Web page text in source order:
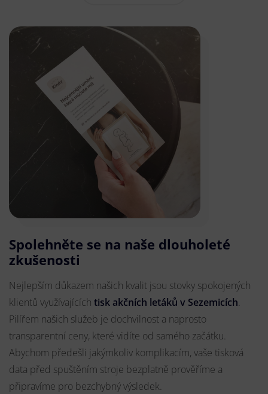
Spolehněte se na naše dlouholeté
zkušenosti
Nejlepším důkazem našich kvalit jsou stovky spokojených
klientů využívajících tisk akčních letáků v Sezemicích.
Pilířem našich služeb je dochvilnost a naprosto
transparentní ceny, které vidíte od samého začátku.
Abychom předešli jakýmkoliv komplikacím, vaše tisková
data před spuštěním stroje bezplatně prověříme a
připravíme pro bezchybný výsledek.